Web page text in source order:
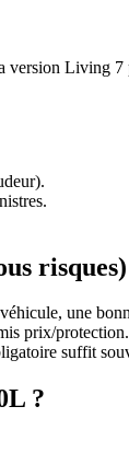
Living
une
prix/protection.
suffit
?